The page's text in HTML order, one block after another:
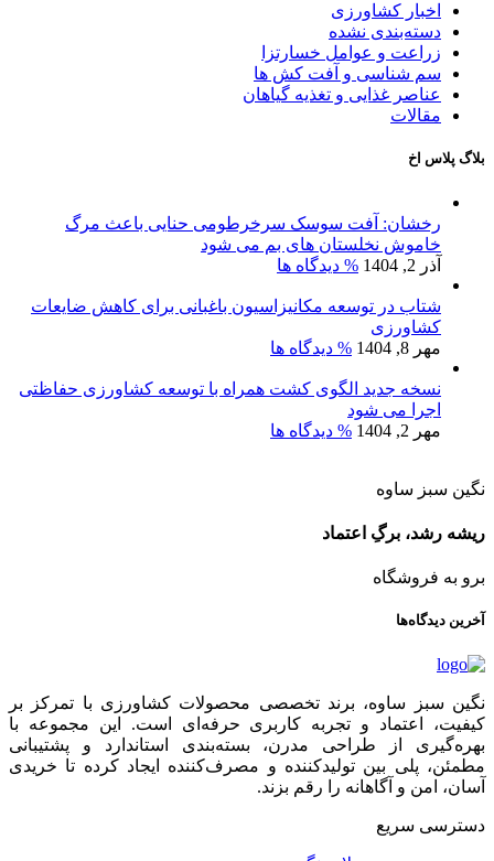
اخبار کشاورزی
دسته‌بندی نشده
زراعت و عوامل خسارتزا
سم شناسی و آفت کش ها
عناصر غذایی و تغذیه گیاهان
مقالات
بلاگ پلاس اخ
رخشان: آفت سوسک سرخرطومی حنایی باعث مرگ
خاموش نخلستان های بم می شود
آذر 2, 1404
% دیدگاه ها
شتاب در توسعه مکانیزاسیون باغبانی برای کاهش ضایعات
کشاورزی
مهر 8, 1404
% دیدگاه ها
نسخه جدید الگوی کشت همراه با توسعه کشاورزی حفاظتی
اجرا می شود
مهر 2, 1404
% دیدگاه ها
نگین سبز ساوه
ریشه رشد، برگِ اعتماد
برو به فروشگاه
آخرین دیدگاه‌ها
نگین سبز ساوه، برند تخصصی محصولات کشاورزی با تمرکز بر
کیفیت، اعتماد و تجربه کاربری حرفه‌ای است. این مجموعه با
بهره‌گیری از طراحی مدرن، بسته‌بندی استاندارد و پشتیبانی
مطمئن، پلی بین تولیدکننده و مصرف‌کننده ایجاد کرده تا خریدی
آسان، امن و آگاهانه را رقم بزند.
دسترسی سریع